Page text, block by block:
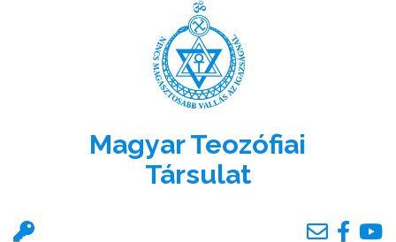
Magyar Teozófiai
Társulat